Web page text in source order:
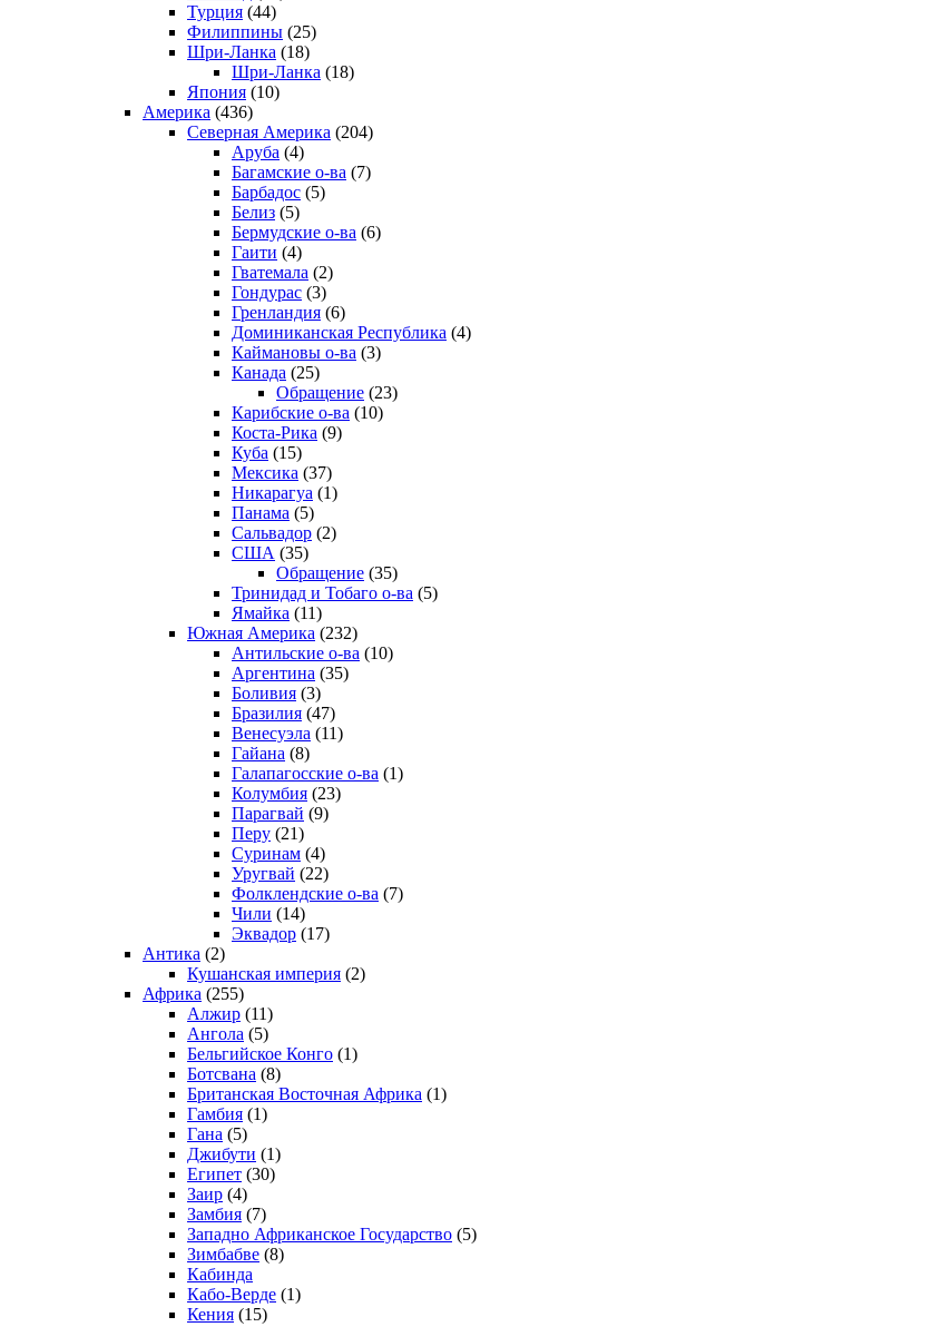
Турция (44)
Филиппины (25)
Шри-Ланка (18)
Шри-Ланка (18)
Япония (10)
Америка (436)
Северная Америка (204)
Аруба (4)
Багамские о-ва (7)
Барбадос (5)
Белиз (5)
Бермудские о-ва (6)
Гаити (4)
Гватемала (2)
Гондурас (3)
Гренландия (6)
Доминиканская Республика (4)
Каймановы о-ва (3)
Канада (25)
Обращение (23)
Карибские о-ва (10)
Коста-Рика (9)
Куба (15)
Мексика (37)
Никарагуа (1)
Панама (5)
Сальвадор (2)
США (35)
Обращение (35)
Тринидад и Тобаго о-ва (5)
Ямайка (11)
Южная Америка (232)
Антильские о-ва (10)
Аргентина (35)
Боливия (3)
Бразилия (47)
Венесуэла (11)
Гайана (8)
Галапагосские о-ва (1)
Колумбия (23)
Парагвай (9)
Перу (21)
Суринам (4)
Уругвай (22)
Фолклендские о-ва (7)
Чили (14)
Эквадор (17)
Антика (2)
Кушанская империя (2)
Африка (255)
Алжир (11)
Ангола (5)
Бельгийское Конго (1)
Ботсвана (8)
Британская Восточная Африка (1)
Гамбия (1)
Гана (5)
Джибути (1)
Египет (30)
Заир (4)
Замбия (7)
Западно Африканское Государство (5)
Зимбабве (8)
Кабинда
Кабо-Верде (1)
Кения (15)